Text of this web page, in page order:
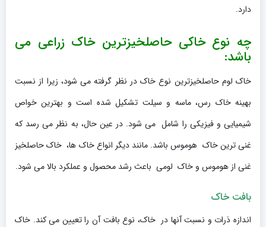
دارد.
چه نوع خاکی حاصلخیزترین خاک زراعی می
باشد:
خاک لوم حاصلخیزترین نوع خاک در نظر گرفته می شود، زیرا از نسبت
بهینه خاک رس، ماسه و سیلت تشکیل شده است و بهترین خواص
شیمیایی و فیزیکی را شامل می شود. در عین حال، به نظر می رسد که
غنی ترین خاک هوموس باشد. مانند دیگر انواع خاک ها، خاک حاصلخیز
غنی از هوموس و خاک لومی باعث رشد محصول و عملکرد بالا می شود.
بافت خاک
اندازه ذرات و نسبت آنها در خاک، نوع بافت آن را تعیین می کند. خاک